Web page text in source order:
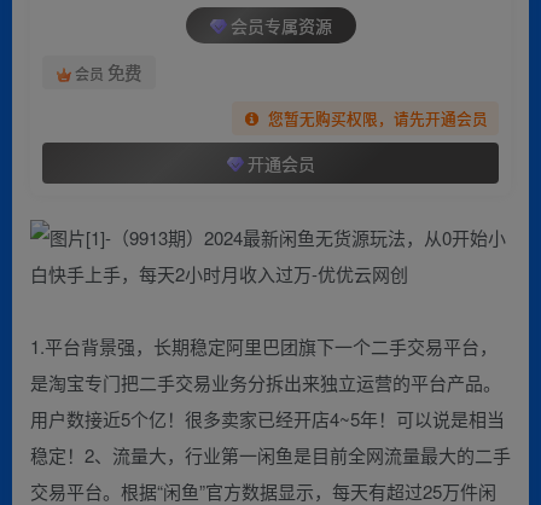
会员专属资源
会员 免费
您暂无购买权限，请先开通会员
开通会员
1.平台背景强，长期稳定阿里巴团旗下一个二手交易平台，
是淘宝专门把二手交易业务分拆出来独立运营的平台产品。
用户数接近5个亿！很多卖家已经开店4~5年！可以说是相当
稳定！2、流量大，行业第一闲鱼是目前全网流量最大的二手
交易平台。根据“闲鱼”官方数据显示，每天有超过25万件闲